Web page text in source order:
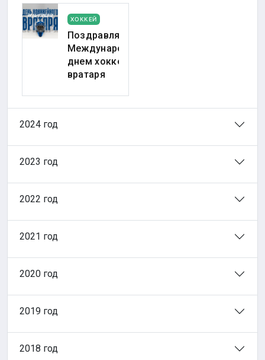
ХОККЕЙ
Поздравляем с
Международным
днем хоккейного
вратаря
2024 год
2023 год
2022 год
2021 год
2020 год
2019 год
2018 год